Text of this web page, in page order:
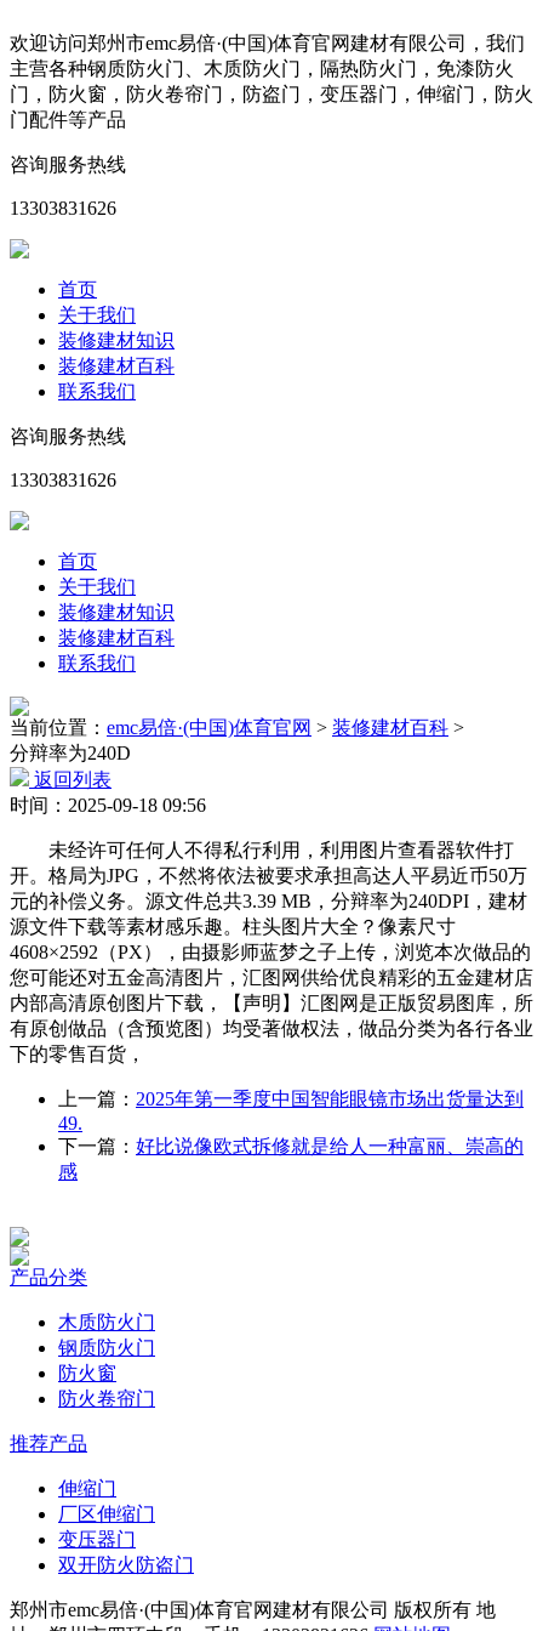
欢迎访问郑州市emc易倍·(中国)体育官网建材有限公司，我们
主营各种钢质防火门、木质防火门，隔热防火门，免漆防火
门，防火窗，防火卷帘门，防盗门，变压器门，伸缩门，防火
门配件等产品
咨询服务热线
13303831626
首页
关于我们
装修建材知识
装修建材百科
联系我们
咨询服务热线
13303831626
首页
关于我们
装修建材知识
装修建材百科
联系我们
当前位置： emc易倍·(中国)体育官网 > 装修建材百科 >
分辩率为240D
返回列表
时间：2025-09-18 09:56
未经许可任何人不得私行利用，利用图片查看器软件打
开。格局为JPG，不然将依法被要求承担高达人平易近币50万
元的补偿义务。源文件总共3.39 MB，分辩率为240DPI，建材
源文件下载等素材感乐趣。柱头图片大全？像素尺寸
4608×2592（PX），由摄影师蓝梦之子上传，浏览本次做品的
您可能还对五金高清图片，汇图网供给优良精彩的五金建材店
内部高清原创图片下载，【声明】汇图网是正版贸易图库，所
有原创做品（含预览图）均受著做权法，做品分类为各行各业
下的零售百货，
上一篇： 2025年第一季度中国智能眼镜市场出货量达到
49.
下一篇： 好比说像欧式拆修就是给人一种富丽、崇高的
感
产品分类
木质防火门
钢质防火门
防火窗
防火卷帘门
推荐产品
伸缩门
厂区伸缩门
变压器门
双开防火防盗门
郑州市emc易倍·(中国)体育官网建材有限公司 版权所有 地